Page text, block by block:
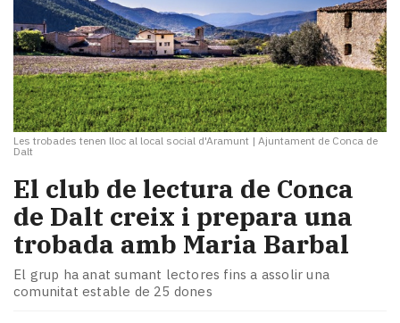
Les trobades tenen lloc al local social d'Aramunt | Ajuntament de Conca de
Dalt
El club de lectura de Conca
de Dalt creix i prepara una
trobada amb Maria Barbal
El grup ha anat sumant lectores fins a assolir una
comunitat estable de 25 dones